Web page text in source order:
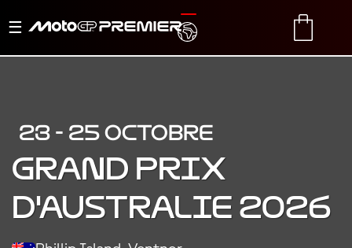
Basculer
navigation
TRANSLATE
23 - 25 OCTOBRE
GRAND PRIX
D'AUSTRALIE 2026